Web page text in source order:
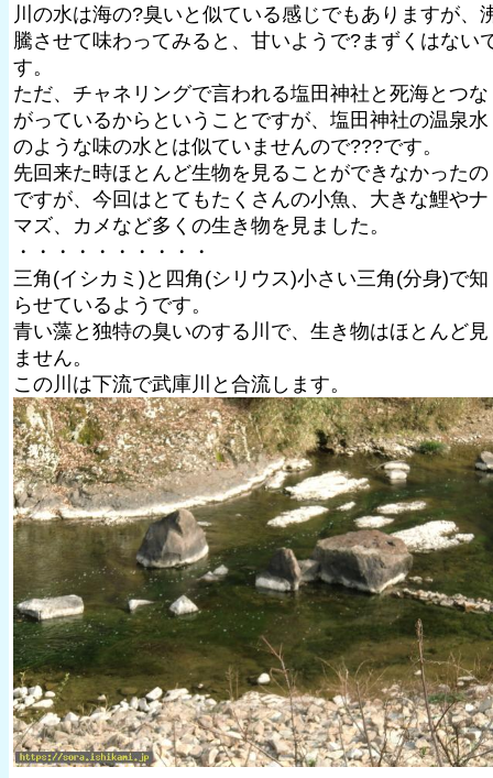
川の水は海の?臭いと似ている感じでもありますが、
騰させて味わってみると、甘いようで?まずくはない
す。
ただ、チャネリングで言われる塩田神社と死海とつな
がっているからということですが、塩田神社の温泉水
のような味の水とは似ていませんので???です。
先回来た時ほとんど生物を見ることができなかったの
ですが、今回はとてもたくさんの小魚、大きな鯉やナ
マズ、カメなど多くの生き物を見ました。
・・・・・・・・・・
三角(イシカミ)と四角(シリウス)小さい三角(分身)で知
らせているようです。
青い藻と独特の臭いのする川で、生き物はほとんど見
ません。
この川は下流で武庫川と合流します。